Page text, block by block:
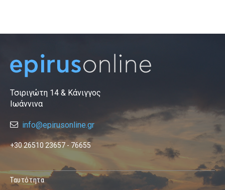
Τσιριγώτη 14 & Κάνιγγος
Ιωάννινα
info@epirusonline.gr
+30 26510 23657 - 76655
Ταυτότητα